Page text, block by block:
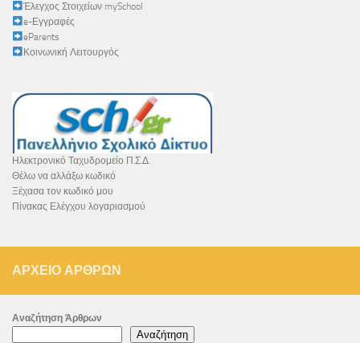
Έλεγχος Στοιχείων mySchool
e-Εγγραφές
eParents
Κοινωνική Λειτουργός
Ηλεκτρονικό Ταχυδρομείο Π.Σ.Δ.
Θέλω να αλλάξω κωδικό
Ξέχασα τον κωδικό μου
Πίνακας Ελέγχου λογαριασμού
ΑΡΧΕΊΟ ΆΡΘΡΩΝ
Αναζήτηση Άρθρων
Αναζήτηση